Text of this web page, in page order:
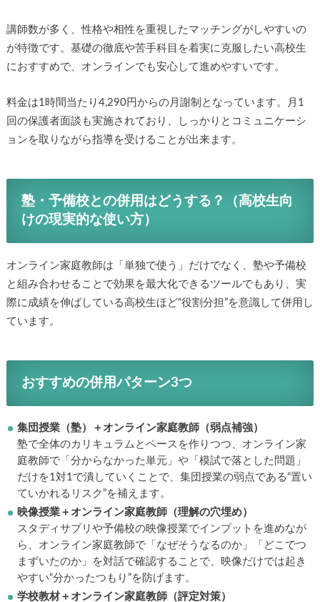
講師数が多く、性格や相性を重視したマッチングがしやすいの
が特徴です。基礎の徹底や苦手科目を着実に克服したい高校生
におすすめで、オンラインでも安心して進めやすいです。
料金は1時間当たり4,290円からの月謝制となっています。月1
回の保護者面談も実施されており、しっかりとコミュニケーシ
ョンを取りながら指導を受けることが出来ます。
塾・予備校との併用はどうする？（高校生向
けの現実的な使い方）
オンライン家庭教師は「単独で使う」だけでなく、塾や予備校
と組み合わせることで効果を最大化できるツールでもあり、実
際に成績を伸ばしている高校生ほど“役割分担”を意識して併用し
ています。
おすすめの併用パターン3つ
集団授業（塾）＋オンライン家庭教師（弱点補強）
塾で全体のカリキュラムとペースを作りつつ、オンライン家
庭教師で「分からなかった単元」や「模試で落とした問題」
だけを1対1で潰していくことで、集団授業の弱点である“置い
ていかれるリスク”を補えます。
映像授業＋オンライン家庭教師（理解の穴埋め）
スタディサプリや予備校の映像授業でインプットを進めなが
ら、オンライン家庭教師で「なぜそうなるのか」「どこでつ
まずいたのか」を対話で確認することで、映像だけでは起き
やすい“分かったつもり”を防げます。
学校教材＋オンライン家庭教師（評定対策）